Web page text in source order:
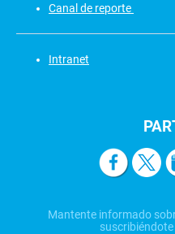
Canal de reporte
Intranet
Mantente informado